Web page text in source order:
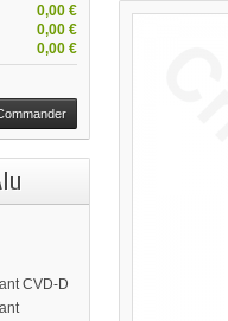
0,00 €
0,00 €
0,00 €
CVD-D